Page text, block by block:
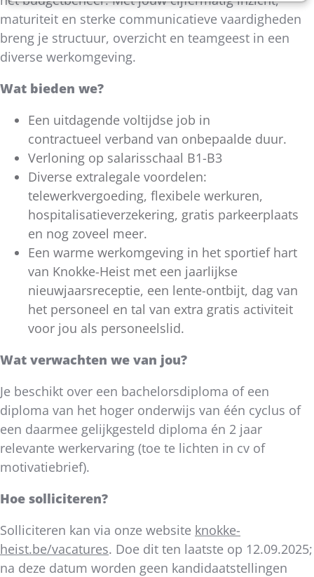
maturiteit en sterke communicatieve vaardigheden
breng je structuur, overzicht en teamgeest in een
diverse werkomgeving.
Wat bieden we?
Een uitdagende voltijdse job in
contractueel verband van onbepaalde duur.
Verloning op salarisschaal B1-B3
Diverse extralegale voordelen:
telewerkvergoeding, flexibele werkuren,
hospitalisatieverzekering, gratis parkeerplaats
en nog zoveel meer.
Een warme werkomgeving in het sportief hart
van Knokke-Heist met een jaarlijkse
nieuwjaarsreceptie, een lente-ontbijt, dag van
het personeel en tal van extra gratis activiteit
voor jou als personeelslid.
Wat verwachten we van jou?
Je beschikt over een bachelorsdiploma of een
diploma van het hoger onderwijs van één cyclus of
een daarmee gelijkgesteld diploma én 2 jaar
relevante werkervaring (toe te lichten in cv of
motivatiebrief).
Hoe solliciteren?
Solliciteren kan via onze website knokke-
heist.be/vacatures. Doe dit ten laatste op 12.09.2025;
na deze datum worden geen kandidaatstellingen